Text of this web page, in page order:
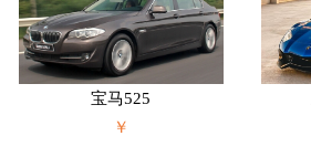
宝马525
￥